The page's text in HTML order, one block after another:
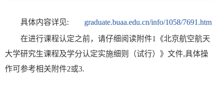
具体内容详见:
graduate.buaa.edu.cn/info/1058/7691.htm
在进行课程认定之前，请仔细阅读附件1《北京航空航天
大学研究生课程及学分认定实施细则（试行）》文件,具体操
作可参考相关附件2或3.